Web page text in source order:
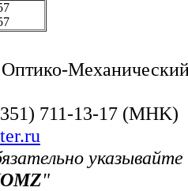
711-13-17 (MHK)
указывайте
"